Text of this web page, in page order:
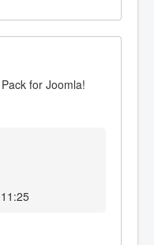
for Joomla!